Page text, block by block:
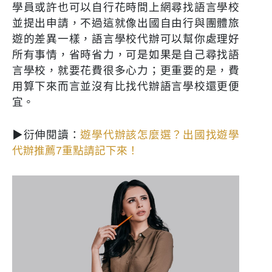
學員或許也可以自行花時間上網尋找語言學校
並提出申請，不過這就像出國自由行與團體旅
遊的差異一樣，語言學校代辦可以幫你處理好
所有事情，省時省力，可是如果是自己尋找語
言學校，就要花費很多心力；更重要的是，費
用算下來而言並沒有比找代辦語言學校還更便
宜。
▶衍伸閱讀：遊學代辦該怎麼選？出國找遊學
代辦推薦7重點請記下來！